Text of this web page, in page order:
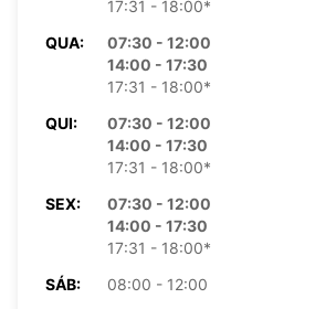
17:31 - 18:00*
QUA:
07:30 - 12:00
14:00 - 17:30
17:31 - 18:00*
QUI:
07:30 - 12:00
14:00 - 17:30
17:31 - 18:00*
SEX:
07:30 - 12:00
14:00 - 17:30
17:31 - 18:00*
SÁB:
08:00 - 12:00